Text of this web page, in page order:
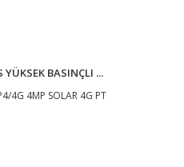
YÜKSEK BASINÇLI ...